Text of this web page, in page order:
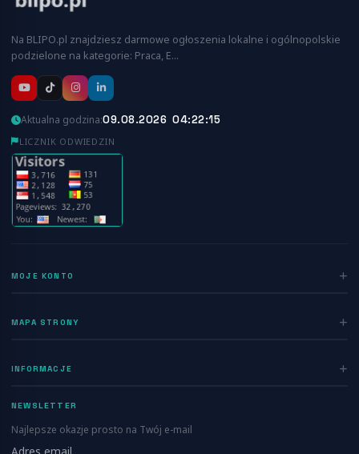
Na BLIPO.pl znajdziesz darmowe ogłoszenia lokalne i ogólnopolskie
podzielone na kategorie: Praca, E…
Aktualna godzina:09.08.2026 04:22:15
LICZNIK ODWIEDZIN
MOJE KONTO
Rejestracja
MAPA STRONY
Ogłoszenia
Dodaj ogłoszenie
Blog
INFORMACJE
Regulamin
Kontakt
NEWSLETTER
Najlepsze okazje prosto na Twój e-mail